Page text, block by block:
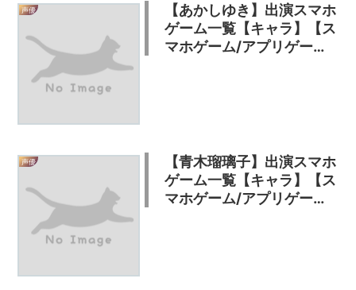
声優
【あかしゆき】出演スマホ
ゲーム一覧【キャラ】【ス
マホゲーム/アプリゲー
声優
【青木瑠璃子】出演スマホ
ゲーム一覧【キャラ】【ス
マホゲーム/アプリゲー